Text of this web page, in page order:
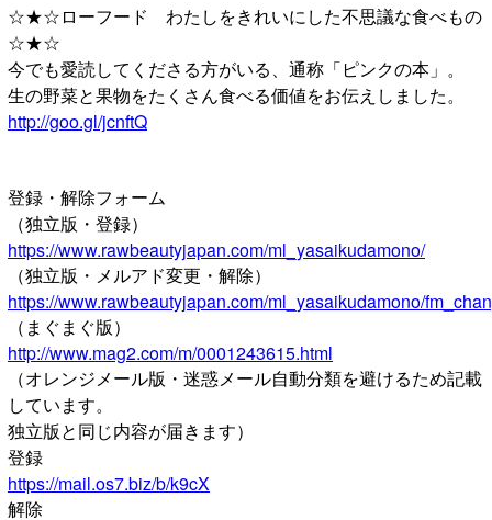
☆★☆ローフード わたしをきれいにした不思議な食べもの
☆★☆
今でも愛読してくださる方がいる、通称「ピンクの本」。
生の野菜と果物をたくさん食べる価値をお伝えしました。
http://goo.gl/jcnftQ
登録・解除フォーム
（独立版・登録）
https://www.rawbeautyjapan.com/ml_yasaikudamono/
（独立版・メルアド変更・解除）
https://www.rawbeautyjapan.com/ml_yasaikudamono/
（まぐまぐ版）
http://www.mag2.com/m/0001243615.html
（オレンジメール版・迷惑メール自動分類を避けるため記載
しています。
独立版と同じ内容が届きます）
登録
https://mail.os7.biz/b/k9cX
解除